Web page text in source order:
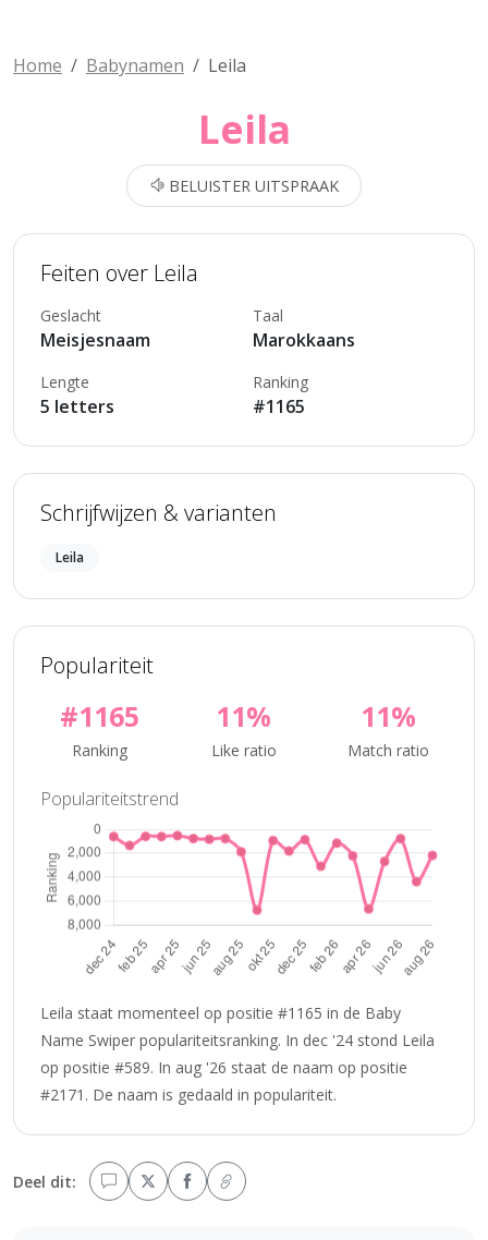
Home Babynamen Leila
Leila
BELUISTER UITSPRAAK
Feiten over Leila
Geslacht
Meisjesnaam
Taal
Marokkaans
Lengte
5 letters
Ranking
#1165
Schrijfwijzen & varianten
Leila
Populariteit
#1165
Ranking
11%
Like ratio
11%
Match ratio
Populariteitstrend
Leila staat momenteel op positie #1165 in de Baby
Name Swiper populariteitsranking. In dec '24 stond Leila
op positie #589. In aug '26 staat de naam op positie
#2171. De naam is gedaald in populariteit.
Deel dit: